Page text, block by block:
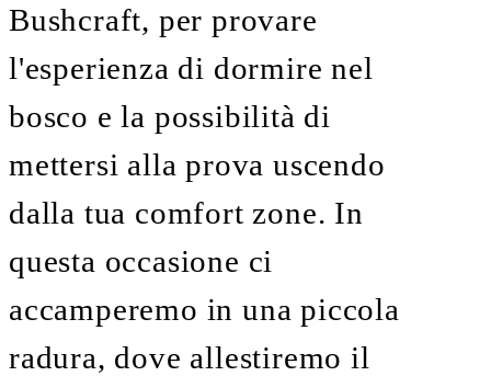
Bushcraft, per provare
l'esperienza di dormire nel
bosco e la possibilità di
mettersi alla prova uscendo
dalla tua comfort zone. In
questa occasione ci
accamperemo in una piccola
radura, dove allestiremo il